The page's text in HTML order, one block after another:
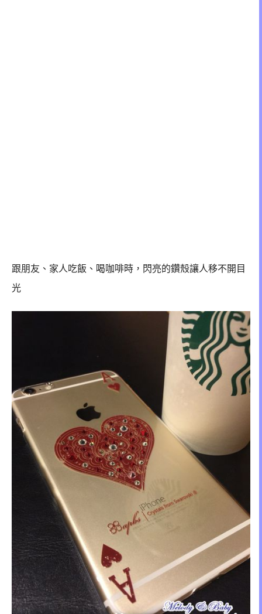
跟朋友、家人吃飯、喝咖啡時，閃亮的鑽殼讓人移不開目
光